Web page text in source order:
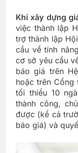
Khi xây dựng
việc thành lập
trợ thành lập
cầu về tính
cơ sở yêu cầu
báo giá trên
hoặc trên
tối thiểu 10
thành công,
được (kể cả
báo giá) và